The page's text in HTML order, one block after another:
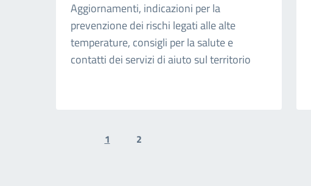
Aggiornamenti, indicazioni per la
prevenzione dei rischi legati alle alte
temperature, consigli per la salute e
contatti dei servizi di aiuto sul territorio
Previous page
1 2